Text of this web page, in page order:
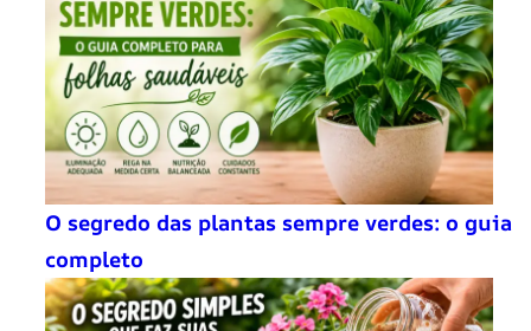
O segredo das plantas sempre verdes: o guia
completo